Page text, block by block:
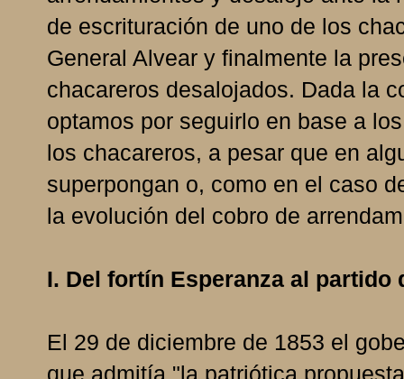
de escrituración de uno de los
General Alvear y finalmente la
chacareros desalojados. Dada la
optamos por seguirlo en base a
los chacareros, a pesar que en
superpongan o, como en el caso
la evolución del cobro de
I. Del fortín Esperanza al partido
El 29 de diciembre de 1853 el
que admitía "la patriótica